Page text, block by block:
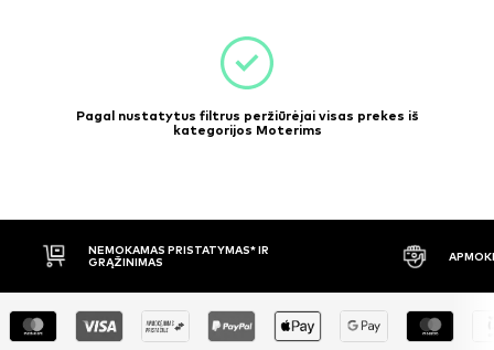
Pagal nustatytus filtrus peržiūrėjai visas prekes iš
kategorijos Moterims
NEMOKAMAS PRISTATYMAS* IR
GRĄŽINIMAS